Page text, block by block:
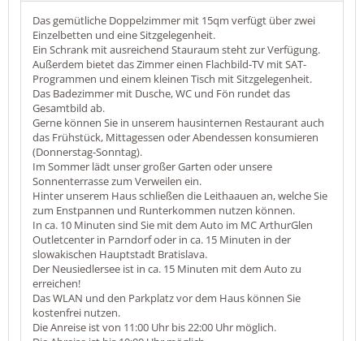
Das gemütliche Doppelzimmer mit 15qm verfügt über zwei
Einzelbetten und eine Sitzgelegenheit.
Ein Schrank mit ausreichend Stauraum steht zur Verfügung.
Außerdem bietet das Zimmer einen Flachbild-TV mit SAT-
Programmen und einem kleinen Tisch mit Sitzgelegenheit.
Das Badezimmer mit Dusche, WC und Fön rundet das
Gesamtbild ab.
Gerne können Sie in unserem hausinternen Restaurant auch
das Frühstück, Mittagessen oder Abendessen konsumieren
(Donnerstag-Sonntag).
Im Sommer lädt unser großer Garten oder unsere
Sonnenterrasse zum Verweilen ein.
Hinter unserem Haus schließen die Leithaauen an, welche Sie
zum Enstpannen und Runterkommen nutzen können.
In ca. 10 Minuten sind Sie mit dem Auto im MC ArthurGlen
Outletcenter in Parndorf oder in ca. 15 Minuten in der
slowakischen Hauptstadt Bratislava.
Der Neusiedlersee ist in ca. 15 Minuten mit dem Auto zu
erreichen!
Das WLAN und den Parkplatz vor dem Haus können Sie
kostenfrei nutzen.
Die Anreise ist von 11:00 Uhr bis 22:00 Uhr möglich.